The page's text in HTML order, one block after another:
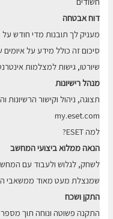
דוח אבטחה
סיכום זה כולל מידע על
שיורטו, גישות למצלמות
מנהל רישיונות
תצוגה, ניהול וקישור
my.eset.com
למה ESET?
הנאה ממלוא ביצועי המחשב
לשחק, לגלוש ולעבוד עם
שמנצלת מעט מאוד ממשאבי
התקן ושכח
התקנה פשוטה ונוחה תוך